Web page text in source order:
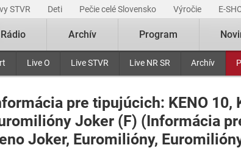
STVR Deti Pečie celé Slovensko Výročie E-
Live O Live STVR Live NR SR Archív
Rádio Archív Program
pre tipujúcich: KENO 10,
Joker (F) (Informácia
Joker, Euromilióny,